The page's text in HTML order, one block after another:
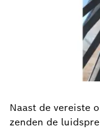
Naast de vereiste
zenden de